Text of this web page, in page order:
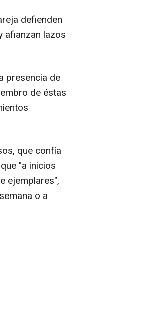
defienden
afianzan lazos
presencia de
de éstas
que confía
"a inicios
ejemplares",
o a